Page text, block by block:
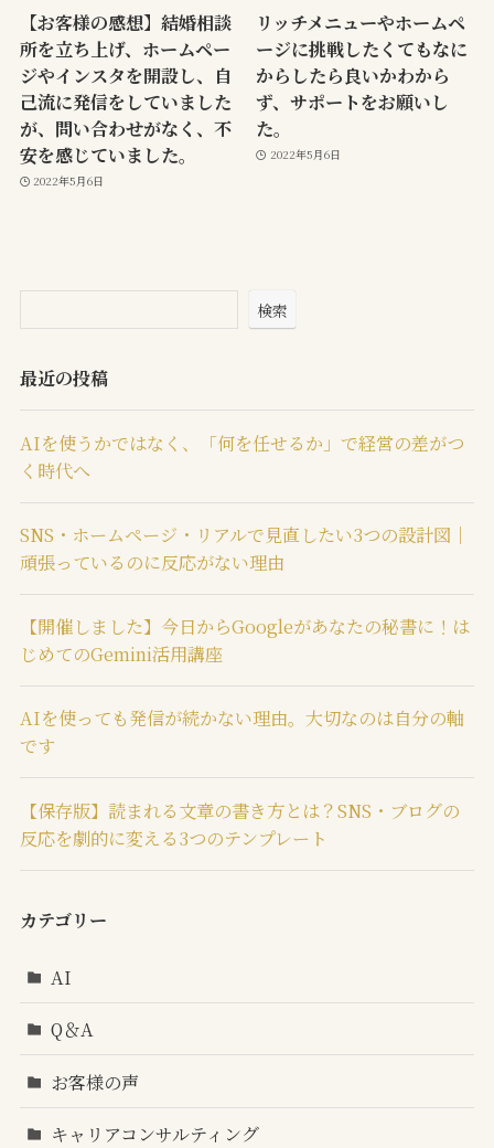
【お客様の感想】結婚相談
所を立ち上げ、ホームペー
ジやインスタを開設し、自
己流に発信をしていました
が、問い合わせがなく、不
安を感じていました。
2022年5月6日
リッチメニューやホームペ
ージに挑戦したくてもなに
からしたら良いかわから
ず、サポートをお願いし
た。
2022年5月6日
検索
最近の投稿
AIを使うかではなく、「何を任せるか」で経営の差がつ
く時代へ
SNS・ホームページ・リアルで見直したい3つの設計図｜
頑張っているのに反応がない理由
【開催しました】今日からGoogleがあなたの秘書に！は
じめてのGemini活用講座
AIを使っても発信が続かない理由。大切なのは自分の軸
です
【保存版】読まれる文章の書き方とは？SNS・ブログの
反応を劇的に変える3つのテンプレート
カテゴリー
AI
Q＆A
お客様の声
キャリアコンサルティング